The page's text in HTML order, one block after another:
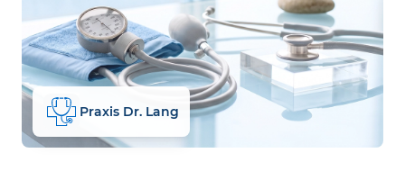
Praxis Dr. Lang